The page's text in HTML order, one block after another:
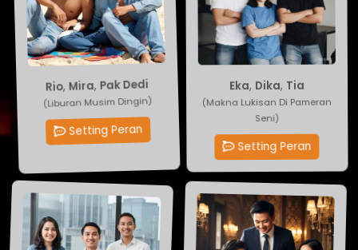
Rio,Mira,Pak Dedi
(Liburan Musim Dingin)
Setting Peran
Eka ,Dika ,Tia
(Makna Lukisan Di Pameran
Seni)
Setting Peran